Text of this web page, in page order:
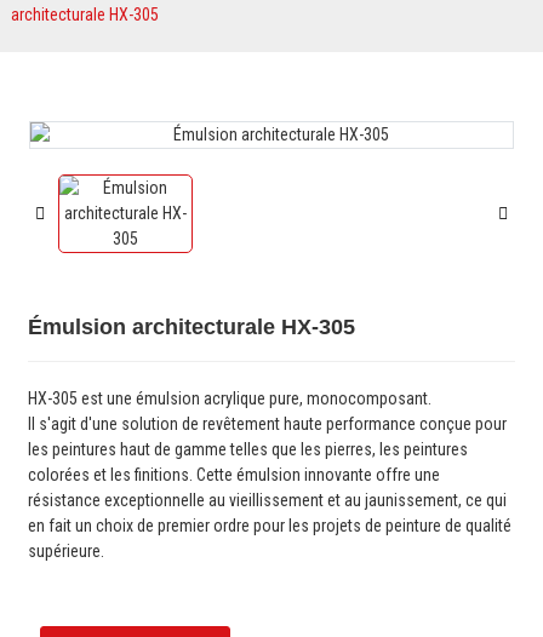
architecturale HX-305
Émulsion architecturale HX-305
HX-305 est une émulsion acrylique pure, monocomposant.
Il s'agit d'une solution de revêtement haute performance conçue pour
les peintures haut de gamme telles que les pierres, les peintures
colorées et les finitions. Cette émulsion innovante offre une
résistance exceptionnelle au vieillissement et au jaunissement, ce qui
en fait un choix de premier ordre pour les projets de peinture de qualité
supérieure.